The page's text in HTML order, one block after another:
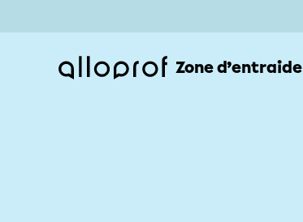
Zone d’entraide